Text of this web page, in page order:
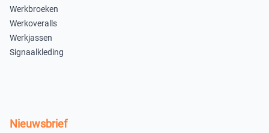
Werkbroeken
Werkoveralls
Werkjassen
Signaalkleding
Nieuwsbrief